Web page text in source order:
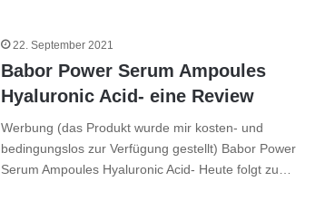
22. September 2021
Babor Power Serum Ampoules
Hyaluronic Acid- eine Review
Werbung (das Produkt wurde mir kosten- und
bedingungslos zur Verfügung gestellt) Babor Power
Serum Ampoules Hyaluronic Acid- Heute folgt zu…